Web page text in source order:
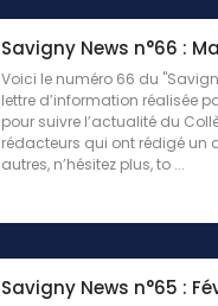
Savigny News n°66 :
Voici le numéro 66 du
lettre d’information réalisée
pour suivre l’actualité du
rédacteurs qui ont rédigé un
autres, n’hésitez plus, to ...
Savigny News n°65 :